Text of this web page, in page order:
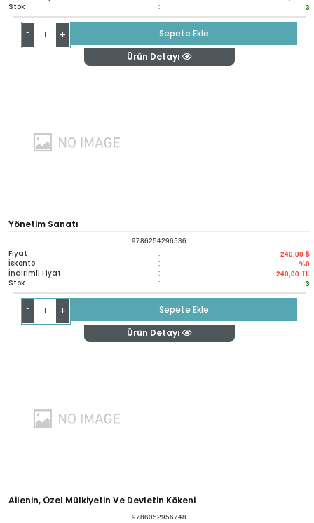
Stok : 3
- +
Sepete Ekle
Ürün Detayı
Yönetim Sanatı
9786254296536
Fiyat : 240,00 ₺
İskonto : %0
İndirimli Fiyat : 240,00 TL
Stok : 3
- +
Sepete Ekle
Ürün Detayı
Ailenin, Özel Mülkiyetin Ve Devletin Kökeni
9786052956748